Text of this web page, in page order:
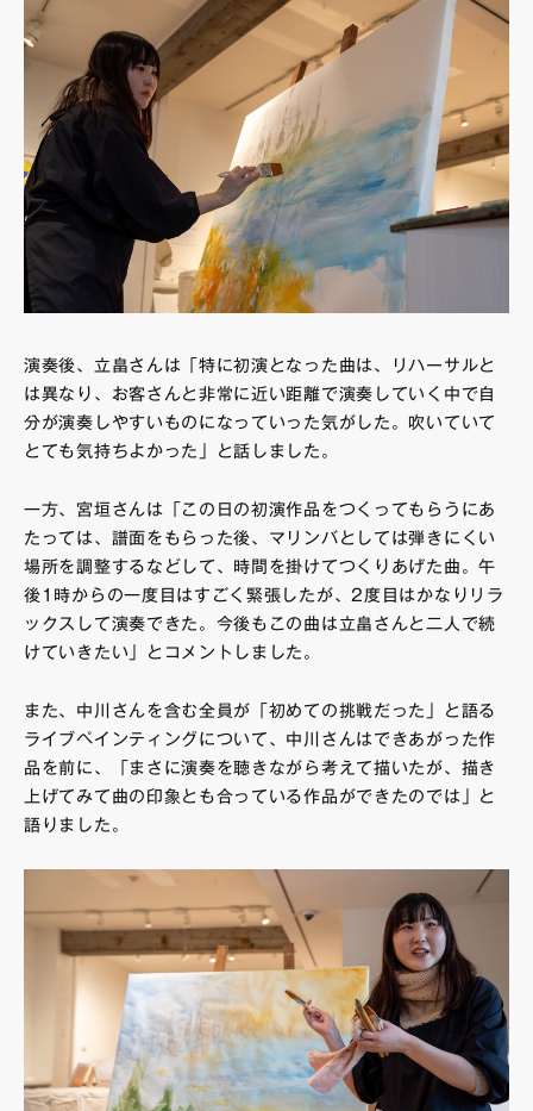
演奏後、立畠さんは「特に初演となった曲は、リハーサルと
は異なり、お客さんと非常に近い距離で演奏していく中で自
分が演奏しやすいものになっていった気がした。吹いていて
とても気持ちよかった」と話しました。
一方、宮垣さんは「この日の初演作品をつくってもらうにあ
たっては、譜面をもらった後、マリンバとしては弾きにくい
場所を調整するなどして、時間を掛けてつくりあげた曲。午
後1時からの一度目はすごく緊張したが、2度目はかなりリラ
ックスして演奏できた。今後もこの曲は立畠さんと二人で続
けていきたい」とコメントしました。
また、中川さんを含む全員が「初めての挑戦だった」と語る
ライブペインティングについて、中川さんはできあがった作
品を前に、「まさに演奏を聴きながら考えて描いたが、描き
上げてみて曲の印象とも合っている作品ができたのでは」と
語りました。